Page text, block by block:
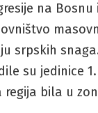
na
srpskih
su jedinice
bila u